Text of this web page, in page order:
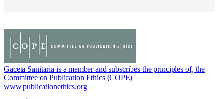
Gaceta Sanitaria is a member and subscribes the principles of, the
Committee on Publication Ethics (COPE)
www.publicationethics.org.